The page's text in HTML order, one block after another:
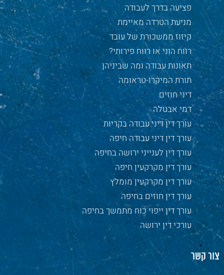
פציעה בדרך לעבודה
מניעת הטרדה מאיימת
קיזוז ממשכורת של עובד
רווח הוני או רווח פירותי?
תאונות עבודה ומה שביניהן
תורת המיקרו-טראומה
דיני חוזים
דמי אבטלה
עורך דין דיני עבודה בקריות
עורך דין דיני עבודה חיפה
עורך דין לענייני ירושה בחיפה
עורך דין מקרקעין חיפה
עורך דין מקרקעין מומלץ
עורך דין חוזים בחיפה
עורך דין ייפוי כוח מתמשך בחיפה
עורכי דין ירושה
צור קשר